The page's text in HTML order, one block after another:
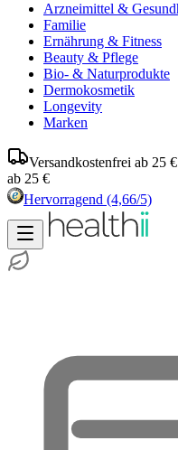
Arzneimittel &
Familie
Ernährung & Fitness
Beauty & Pflege
Bio- & Naturprodukte
Dermokosmetik
Longevity
Marken
Versandkostenfrei ab 25
ab 25 €
Hervorragend (4,66/5)